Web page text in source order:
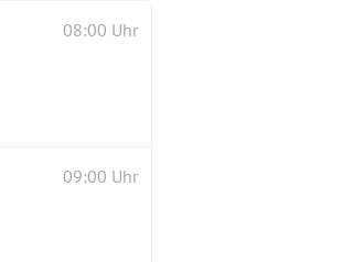
08:00 Uhr
09:00 Uhr